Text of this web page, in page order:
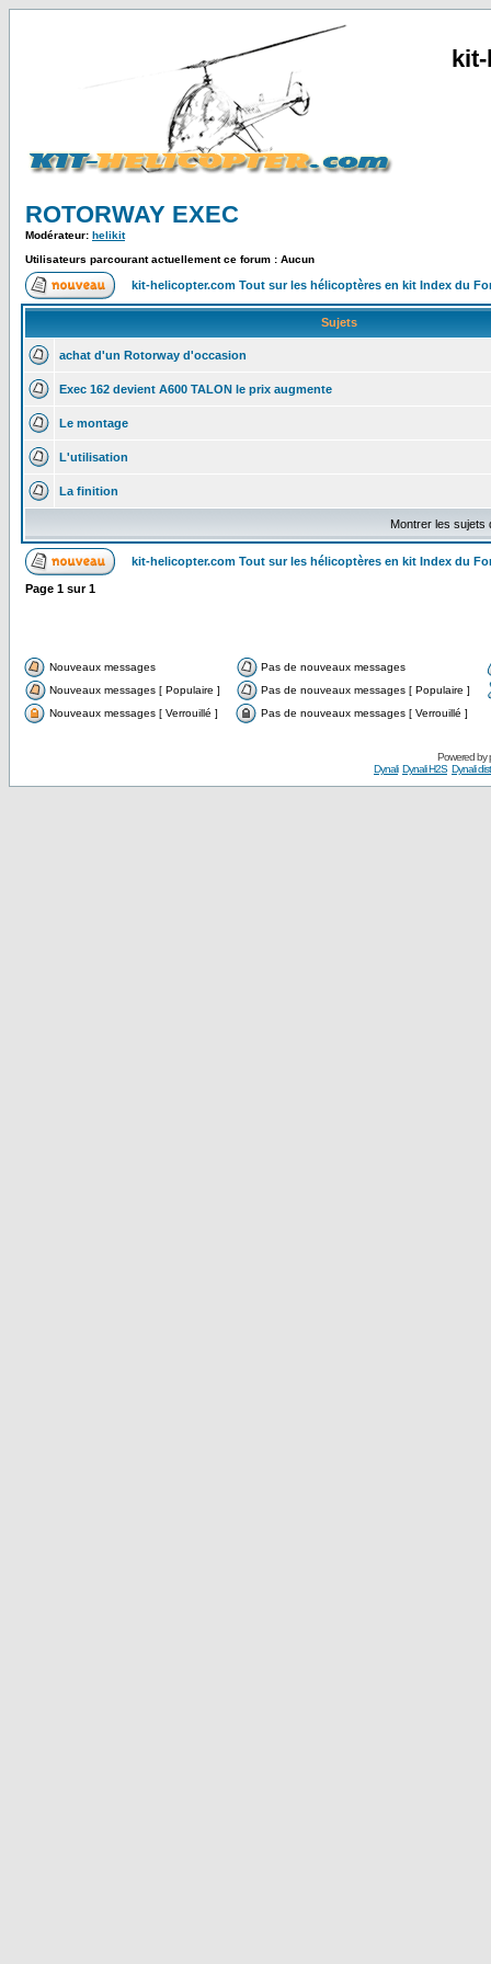
ROTORWAY EXEC
Modérateur: helikit
Utilisateurs parcourant actuellement ce forum : Aucun
kit-helicopter.com Tout sur les hélicoptères en kit Index du
Sujets
achat d'un Rotorway d'occasion
Exec 162 devient A600 TALON le prix augmente
Le montage
L'utilisation
La finition
Montrer les sujets
kit-helicopter.com Tout sur les hélicoptères en kit Index du
Page 1 sur1
Nouveaux messages
Pas de nouveaux messages
Nouveaux messages [ Populaire ]
Pas de nouveaux messages [ Populaire ]
Nouveaux messages [ Verrouillé ]
Pas de nouveaux messages [ Verrouillé ]
Powered by
Dynali Dynali H2S Dynali